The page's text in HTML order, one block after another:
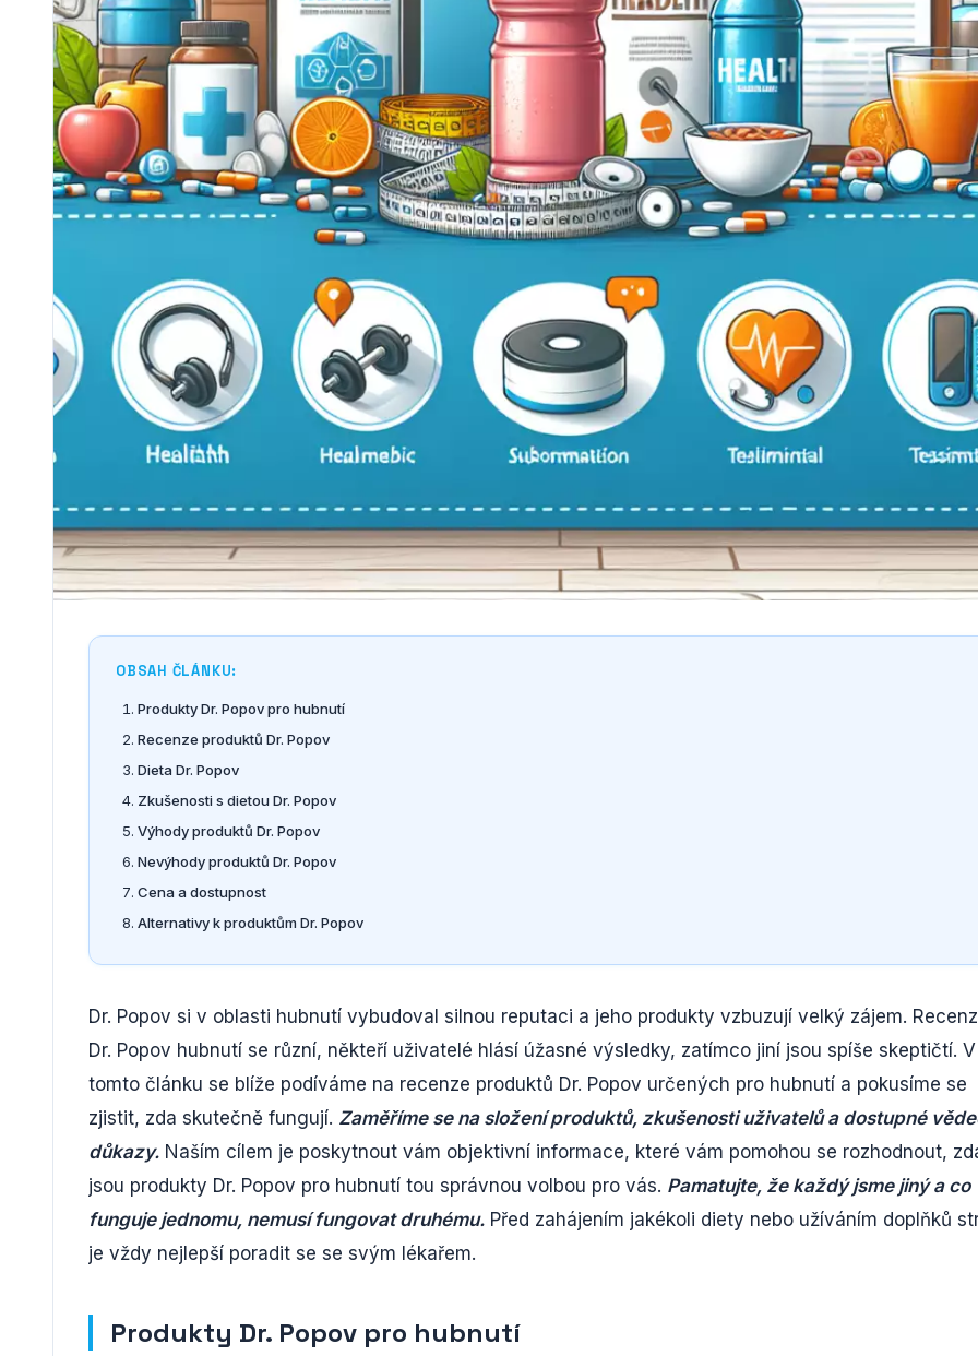
OBSAH ČLÁNKU:
Produkty Dr. Popov pro hubnutí
Recenze produktů Dr. Popov
Dieta Dr. Popov
Zkušenosti s dietou Dr. Popov
Výhody produktů Dr. Popov
Nevýhody produktů Dr. Popov
Cena a dostupnost
Alternativy k produktům Dr. Popov
Dr. Popov si v oblasti hubnutí vybudoval silnou reputaci a jeho produkty vzbuzují velký zájem.
Dr. Popov hubnutí se různí, někteří uživatelé hlásí úžasné výsledky, zatímco jiní jsou spíše skeptičtí. V
tomto článku se blíže podíváme na recenze produktů Dr. Popov určených pro hubnutí a pokusíme se
zjistit, zda skutečně fungují. Zaměříme se na složení produktů, zkušenosti uživatelů a dostupné
důkazy. Naším cílem je poskytnout vám objektivní informace, které vám pomohou se rozhodnout,
jsou produkty Dr. Popov pro hubnutí tou správnou volbou pro vás. Pamatujte, že každý jsme jiný a co
funguje jednomu, nemusí fungovat druhému. Před zahájením jakékoli diety nebo užíváním doplňků
je vždy nejlepší poradit se se svým lékařem.
Produkty Dr. Popov pro hubnutí